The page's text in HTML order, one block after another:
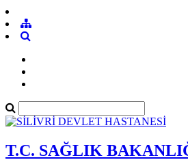
T.C. SAĞLIK